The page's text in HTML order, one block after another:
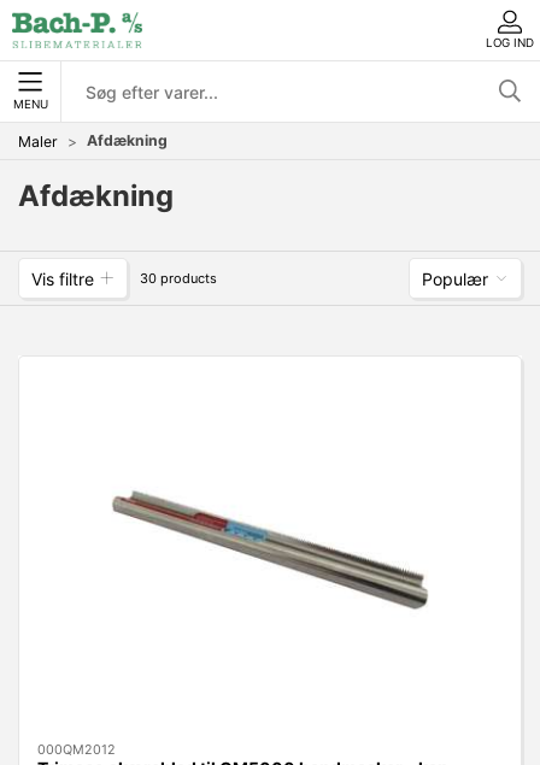
LOG IND
MENU
Maler Afdækning
Afdækning
Vis filtre 30 products Populær
000QM2012